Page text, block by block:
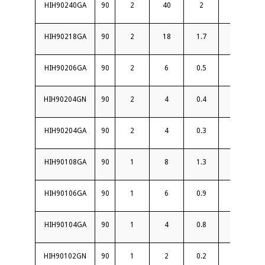
HIH90240GA 90 2 40 2
HIH90218GA 90 2 18 1.7
HIH90206GA 90 2 6 0.5
HIH90204GN 90 2 4 0.4
HIH90204GA 90 2 4 0.3
HIH90108GA 90 1 8 1.3
HIH90106GA 90 1 6 0.9
HIH90104GA 90 1 4 0.8
HIH90102GN 90 1 2 0.2